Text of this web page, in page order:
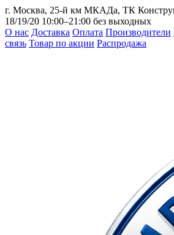
г. Москва, 25-й км МКАДа, ТК
18/19/20 10:00–21:00 без выходных
О нас Доставка Оплата Производители
связь Товар по акции Распродажа